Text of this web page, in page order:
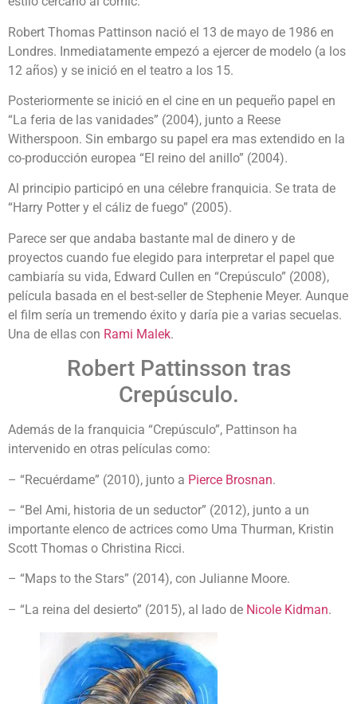
Robert Thomas Pattinson​ nació el 13 de mayo de 1986 en
Londres. Inmediatamente empezó a ejercer de modelo (a los
12 años) y se inició en el teatro a los 15.
Posteriormente se inició en el cine en un pequeño papel en
“La feria de las vanidades” (2004), junto a Reese
Witherspoon. Sin embargo su papel era mas extendido en la
co-producción europea “El reino del anillo” (2004).
Al principio participó en una célebre franquicia. Se trata de
“Harry Potter y el cáliz de fuego” (2005).
Parece ser que andaba bastante mal de dinero y de
proyectos cuando fue elegido para interpretar el papel que
cambiaría su vida, Edward Cullen en “Crepúsculo” (2008),
película basada en el best-seller de Stephenie Meyer. Aunque
el film sería un tremendo éxito y daría pie a varias secuelas.
Una de ellas con Rami Malek.
Robert Pattinsson tras
Crepúsculo.
Además de la franquicia “Crepúsculo”, Pattinson ha
intervenido en otras películas como:
– “Recuérdame” (2010), junto a Pierce Brosnan.
– “Bel Ami, historia de un seductor” (2012), junto a un
importante elenco de actrices como Uma Thurman, Kristin
Scott Thomas o Christina Ricci.
– “Maps to the Stars” (2014), con Julianne Moore.
– “La reina del desierto” (2015), al lado de Nicole Kidman.